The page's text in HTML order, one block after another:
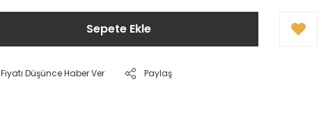
Sepete Ekle
Fiyatı Düşünce Haber Ver Paylaş